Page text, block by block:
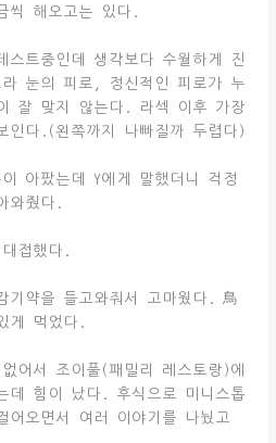
씩 해오고는 있다.
스트중인데 생각보다 수월하게 진
눈의 피로, 정신적인 피로가 누
잘 맞지 않는다. 라섹 이후 가장
다.(왼쪽까지 나빠질까 두렵다)
아팠는데 Y에게 말했더니 걱정
와줬다.
접했다.
기약을 들고와줘서 고마웠다. 鳥
게 먹었다.
어서 조이풀(패밀리 레스토랑)에
데 힘이 났다. 후식으로 미니스톱
어오면서 여러 이야기를 나눴고